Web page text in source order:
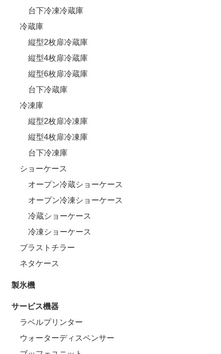
台下冷凍冷蔵庫
冷蔵庫
縦型2枚扉冷蔵庫
縦型4枚扉冷蔵庫
縦型6枚扉冷蔵庫
台下冷蔵庫
冷凍庫
縦型2枚扉冷凍庫
縦型4枚扉冷凍庫
台下冷凍庫
ショーケース
オープン冷蔵ショーケース
オープン冷凍ショーケース
冷蔵ショーケース
冷凍ショーケース
ブラストチラー
ネタケース
製氷機
サービス機器
ラベルプリンター
ウォーターディスペンサー